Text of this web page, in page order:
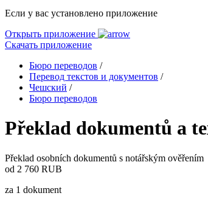
Если у вас установлено приложение
Открыть приложение
Скачать приложение
Бюро переводов /
Перевод текстов и документов /
Чешский /
Бюро переводов
Překlad dokumentů a
Překlad osobních dokumentů s notářským ověřením
od 2 760 RUB
za 1 dokument